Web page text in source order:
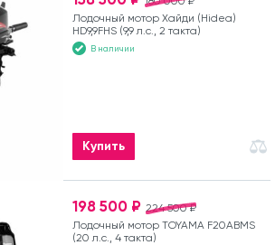
Лодочный мотор Хайди (Hidea)
HD9,9FHS (9,9 л.с., 2 такта)
В наличии
Купить
224 500 ₽
198 500 ₽
Лодочный мотор TOYAMA F20ABMS
(20 л.с., 4 такта)